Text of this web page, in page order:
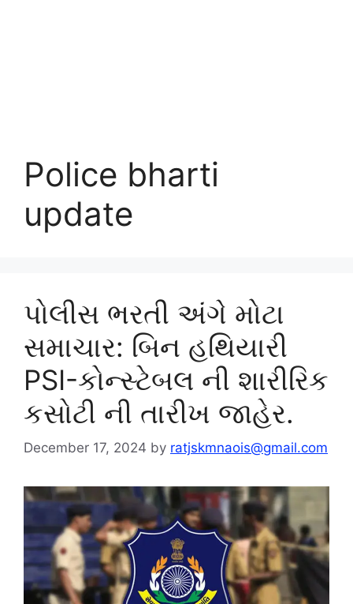
Police bharti
update
પોલીસ ભરતી અંગે મોટા
સમાચાર: બિન હથિયારી
PSI-કોન્સ્ટેબલ ની શારીરિક
કસોટી ની તારીખ જાહેર.
December 17, 2024 by ratjskmnaois@gmail.com